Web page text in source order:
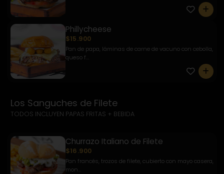
0
Phillycheese
$15.900
Pan de papa, láminas de carne de vacuno con cebolla,
queso f...
0
Los Sanguches de Filete
TODOS INCLUYEN PAPAS FRITAS + BEBIDA
Churrazo Italiano de Filete
$16.900
Pan francés, trozos de filete, cubierto con mayo casera,
mon...